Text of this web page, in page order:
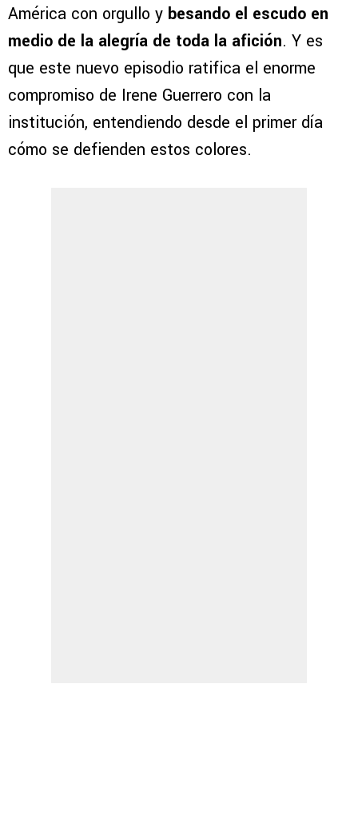
América con orgullo y besando el escudo en
medio de la alegría de toda la afición. Y es
que este nuevo episodio ratifica el enorme
compromiso de Irene Guerrero con la
institución, entendiendo desde el primer día
cómo se defienden estos colores.